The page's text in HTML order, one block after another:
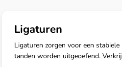
Ligaturen
Ligaturen zorgen voor een
tanden worden uitgeoefend.